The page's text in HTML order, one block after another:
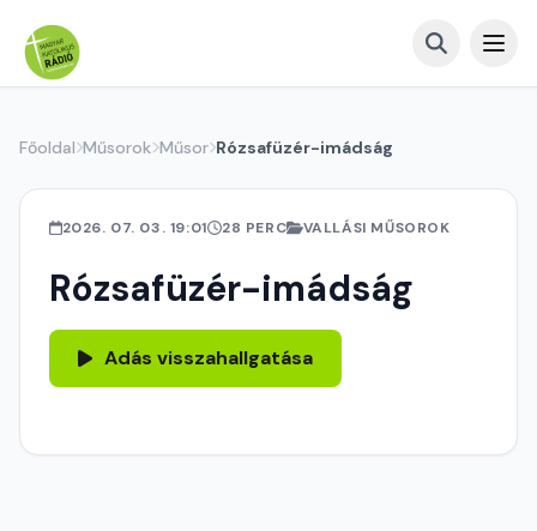
Főoldal Műsorok Műsor Rózsafüzér-imádság
2026. 07. 03. 19:01 28 PERC VALLÁSI MŰSOROK
Rózsafüzér-imádság
Adás visszahallgatása